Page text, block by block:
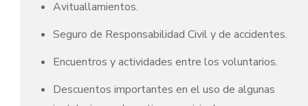
Avituallamientos.
Seguro de Responsabilidad Civil y de accidentes.
Encuentros y actividades entre los voluntarios.
Descuentos importantes en el uso de algunas